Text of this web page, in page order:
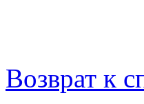
Возврат к